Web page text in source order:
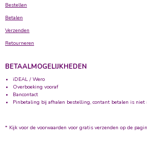
Bestellen
Betalen
Verzenden
Retourneren
BETAALMOGELIJKHEDEN
iDEAL / Wero
Overboeking vooraf
Bancontact
Pinbetaling bij afhalen bestelling, contant betalen is niet
* Kijk voor de voorwaarden voor gratis verzenden op de